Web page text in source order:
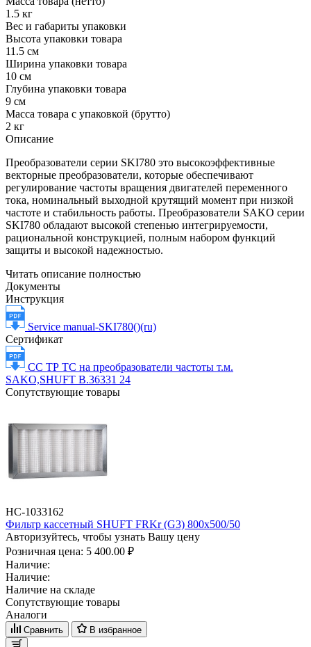
1.5 кг
Вес и габариты упаковки
Высота упаковки товара
11.5 см
Ширина упаковки товара
10 см
Глубина упаковки товара
9 см
Масса товара с упаковкой (брутто)
2 кг
Описание
Преобразователи серии SKI780 это высокоэффективные
векторные преобразователи, которые обеспечивают
регулирование частоты вращения двигателей переменного
тока, номинальный выходной крутящий момент при низкой
частоте и стабильность работы. Преобразователи SAKO серии
SKI780 обладают высокой степенью интегрируемости,
рациональной конструкцией, полным набором функций
защиты и высокой надежностью.
Читать описание полностью
Документы
Инструкция
Service manual-SKI780()(ru)
Сертификат
СС ТР ТС на преобразователи частоты т.м.
SAKO,SHUFT B.36331 24
Сопутствующие товары
НС-1033162
Фильтр кассетный SHUFT FRKr (G3) 800x500/50
Авторизуйтесь, чтобы узнать Вашу цену
Розничная цена: 5 400.00 ₽
Наличие:
Наличие:
Наличие на складе
Сопутствующие товары
Аналоги
Сравнить В избранное